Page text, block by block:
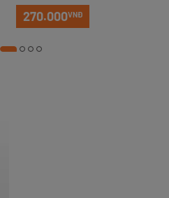
270.000VNĐ